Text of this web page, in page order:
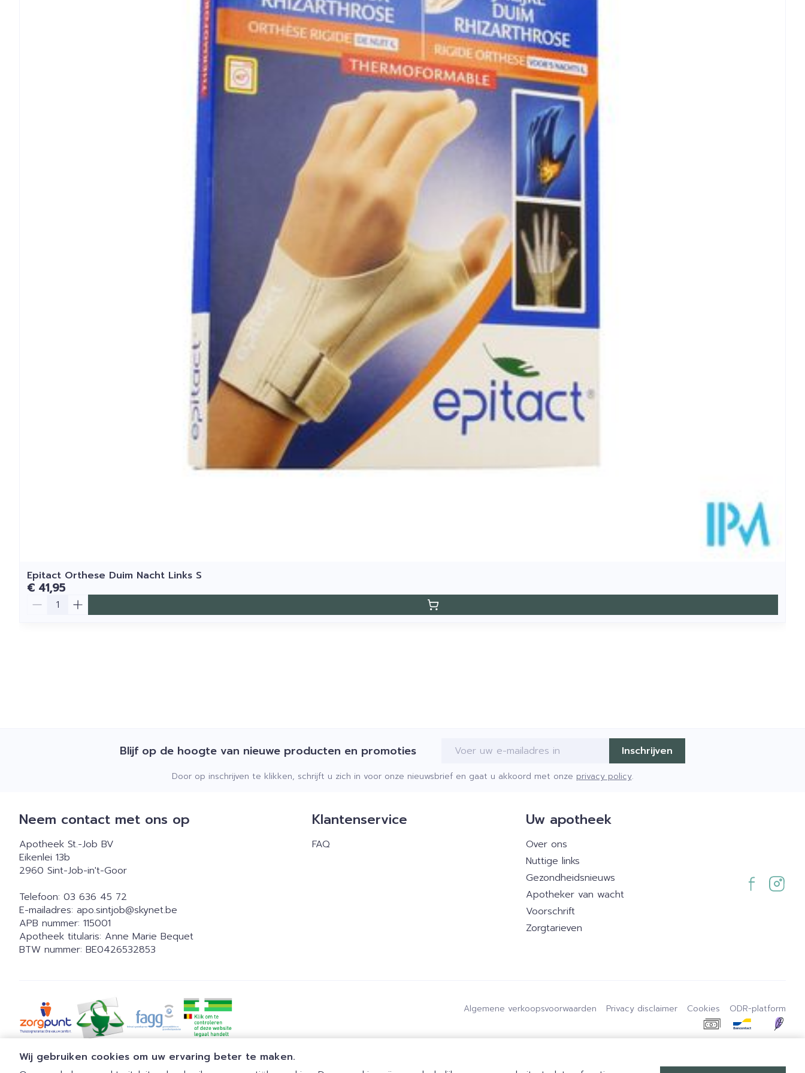
Wij gebruiken cookies om uw ervaring beter te maken.
Epitact Orthese Duim Nacht Links S
€ 41,95
Aantal
Blijf op de hoogte van nieuwe producten en promoties Inschrijven
Door op inschrijven te klikken, schrijft u zich in voor onze nieuwsbrief en gaat u akkoord met onze privacy policy.
Neem contact met ons op
Apotheek St.-Job BV
Eikenlei 13b
2960 Sint-Job-in't-Goor
Telefoon: 03 636 45 72
E-mailadres: apo.sintjob@skynet.be
APB nummer: 115001
Apotheek titularis: Anne Marie Bequet
BTW nummer: BE0426532853
Klantenservice
FAQ
Uw apotheek
Over ons
Nuttige links
Gezondheidsnieuws
Apotheker van wacht
Voorschrift
Zorgtarieven
Algemene verkoopsvoorwaarden Privacy disclaimer Cookies ODR-platform